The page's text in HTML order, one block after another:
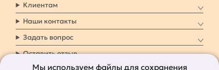
Клиентам
Наши контакты
Задать вопрос
Оставить отзыв
Мы используем файлы для сохранения